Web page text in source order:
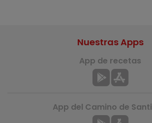
Nuestras Apps
App de recetas
App del Camino de